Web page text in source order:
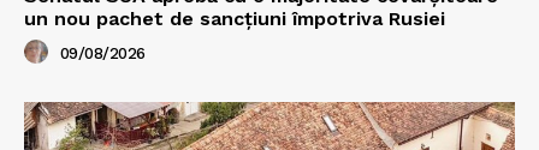
un nou pachet de sancțiuni împotriva Rusiei
09/08/2026